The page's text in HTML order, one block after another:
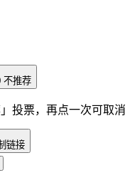
不推荐
投票，再点一次可取消
链接